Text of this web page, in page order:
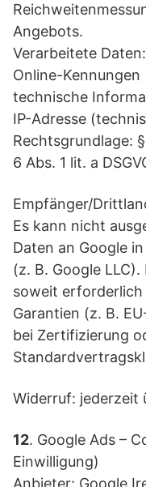
Angebots.
Verarbeitete
Online-
technische
IP-Adresse
Rechtsgrundlage:
6 Abs. 1 lit. a
Empfänger/
Es kann nicht
Daten an Google
(z. B. Google
soweit erforderlich
Garantien (z. B.
bei Zertifizierung
Widerruf: jederzeit
12. Google Ads –
Einwilligung)
Anbieter: Google